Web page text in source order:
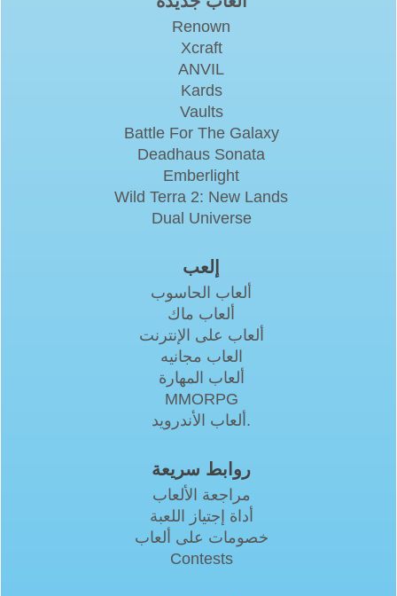
Renown
Xcraft
ANVIL
Kards
Vaults
Battle For The Galaxy
Deadhaus Sonata
Emberlight
Wild Terra 2: New Lands
Dual Universe
إلعب
ألعاب الحاسوب
ألعاب ماك
ألعاب على الإنترنت
العاب مجانيه
ألعاب المهارة
MMORPG
ألعاب الأندرويد.
روابط سريعة
مراجعة الألعاب
أداة إجتياز اللعبة
خصومات على ألعاب
Contests